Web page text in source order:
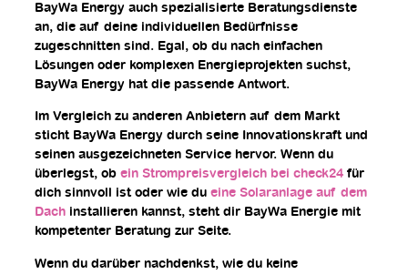
BayWa Energy auch spezialisierte Beratungsdienste
an, die auf deine individuellen Bedürfnisse
zugeschnitten sind. Egal, ob du nach einfachen
Lösungen oder komplexen Energieprojekten suchst,
BayWa Energy hat die passende Antwort.
Im Vergleich zu anderen Anbietern auf dem Markt
sticht BayWa Energy durch seine Innovationskraft und
seinen ausgezeichneten Service hervor. Wenn du
überlegst, ob ein Strompreisvergleich bei check24 für
dich sinnvoll ist oder wie du eine Solaranlage auf dem
Dach installieren kannst, steht dir BayWa Energie mit
kompetenter Beratung zur Seite.
Wenn du darüber nachdenkst, wie du keine